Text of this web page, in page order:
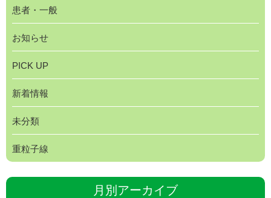
患者・一般
お知らせ
PICK UP
新着情報
未分類
重粒子線
月別アーカイブ